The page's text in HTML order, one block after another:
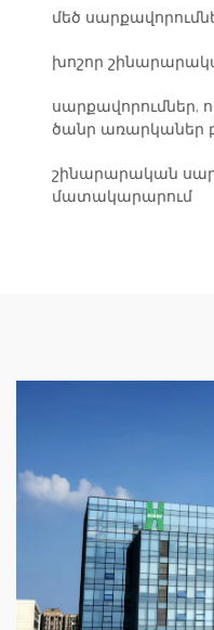
մեծ
խոշոր
սարքավորումներ,
ծանր առարկաներ
շինարարական
մատակարարում